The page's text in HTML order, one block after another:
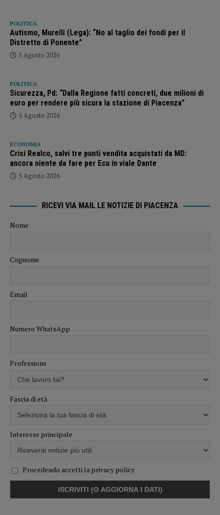
POLITICA
Autismo, Murelli (Lega): “No al taglio dei fondi per il
Distretto di Ponente”
5 Agosto 2026
POLITICA
Sicurezza, Pd: “Dalla Regione fatti concreti, due milioni di
euro per rendere più sicura la stazione di Piacenza”
5 Agosto 2026
ECONOMIA
Crisi Realco, salvi tre punti vendita acquistati da MD:
ancora niente da fare per Ecu in viale Dante
5 Agosto 2026
RICEVI VIA MAIL LE NOTIZIE DI PIACENZA
Nome
Cognome
Email
Numero WhatsApp
Professione
Fascia di età
Interesse principale
Procedendo accetti la privacy policy